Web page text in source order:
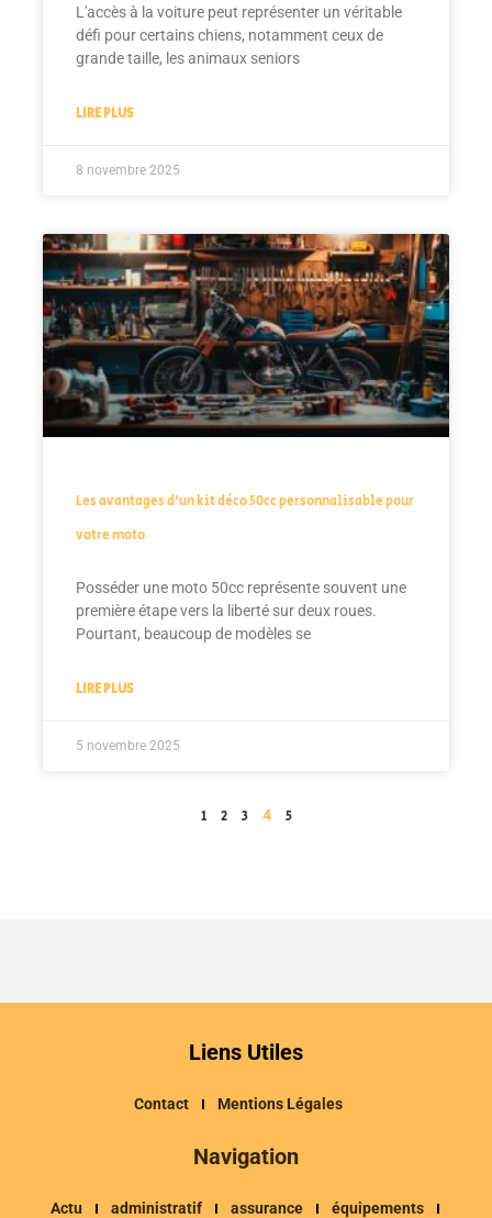
L'accès à la voiture peut représenter un véritable
défi pour certains chiens, notamment ceux de
grande taille, les animaux seniors
LIRE PLUS
8 novembre 2025
Les avantages d’un kit déco 50cc personnalisable pour
votre moto
Posséder une moto 50cc représente souvent une
première étape vers la liberté sur deux roues.
Pourtant, beaucoup de modèles se
LIRE PLUS
5 novembre 2025
1 2 3 4 5
Liens Utiles
Contact Mentions Légales
Navigation
Actu administratif assurance équipements